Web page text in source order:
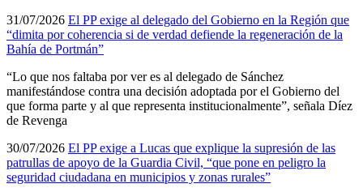
31/07/2026 El PP exige al delegado del Gobierno en la Región que
“dimita por coherencia si de verdad defiende la regeneración de la
Bahía de Portmán”
“Lo que nos faltaba por ver es al delegado de Sánchez
manifestándose contra una decisión adoptada por el Gobierno del
que forma parte y al que representa institucionalmente”, señala Díez
de Revenga
30/07/2026 El PP exige a Lucas que explique la supresión de las
patrullas de apoyo de la Guardia Civil, “que pone en peligro la
seguridad ciudadana en municipios y zonas rurales”